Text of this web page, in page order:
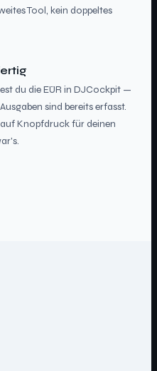
Tool, kein doppeltes
du die EÜR in DJCockpit —
sind bereits erfasst.
auf Knopfdruck für deinen